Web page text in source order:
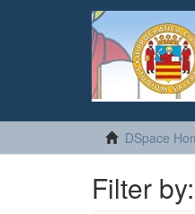
DSpace
Filter